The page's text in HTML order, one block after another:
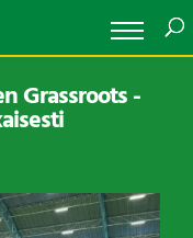
Grassroots -